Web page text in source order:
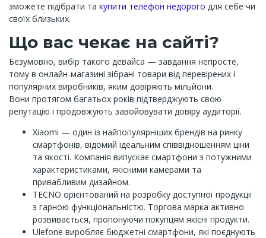
зможете підібрати та купити телефон недорого для себе чи
своїх близьких.
Що вас чекає на сайті?
Безумовно, вибір такого девайса — завдання непросте,
тому в онлайн-магазині зібрані товари від перевірених і
популярних виробників, яким довіряють мільйони.
Вони протягом багатьох років підтверджують свою
репутацію і продовжують завойовувати довіру аудиторії.
Xiaomi — один із найпопулярніших брендів на ринку
смартфонів, відомий ідеальним співвідношенням ціни
та якості. Компанія випускає смартфони з потужними
характеристиками, якісними камерами та
привабливим дизайном.
TECNO орієнтований на розробку доступної продукції
з гарною функціональністю. Торгова марка активно
розвивається, пропонуючи покупцям якісні продукти.
Ulefone виробляє бюджетні смартфони, які поєднують